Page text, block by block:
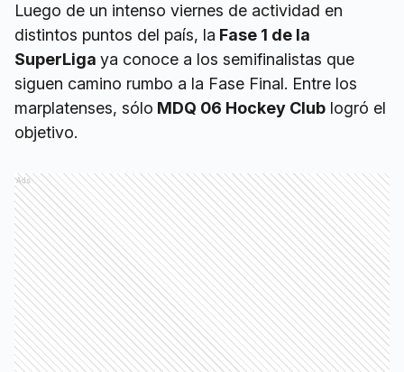
Luego de un intenso viernes de actividad en
distintos puntos del país, la Fase 1 de la
SuperLiga ya conoce a los semifinalistas que
siguen camino rumbo a la Fase Final. Entre los
marplatenses, sólo MDQ 06 Hockey Club logró el
objetivo.
Ads